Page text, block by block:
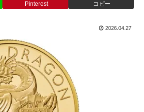
Pinterest コピー
2026.04.27